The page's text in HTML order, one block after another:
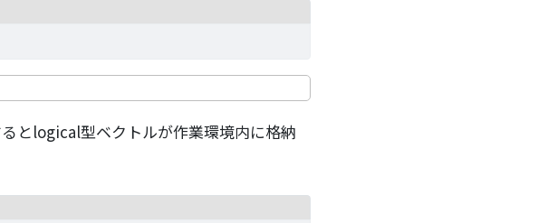
とlogical型ベクトルが作業環境内に格納